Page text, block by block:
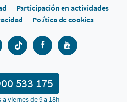
Participación en actividades
Política de cookies
533 175
a viernes de 9 a 18h